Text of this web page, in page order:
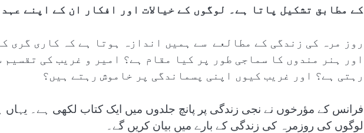
کے مطابق تشکیل پاتا ہے۔ لوگوں کے خیالات اور افکار ان کے اپنے
روز مرہ کی زندگی کے مطالعے سے ہمیں اندازہ ہوتا ہے کہ کاری گری
اور ہنر مندوں کا سماجی طور پر کیا مقام ہے؟ امیر و غریب کی تقسیم
رہتی ہے؟ اور غریب کیوں اپنی پسماندگی پر خاموش رہتے ہیں؟
فرانس کے مؤرخوں نے نجی زندگی پر پانچ جلدوں میں ایک کتاب لکھی ہے۔ یہاں
لوگوں کی روزمرہ کی زندگی کے بارے میں بیان کریں گے۔